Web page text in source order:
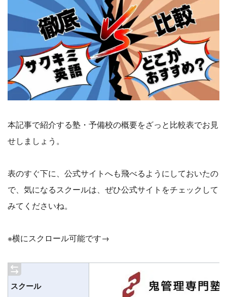
本記事で紹介する塾・予備校の概要をざっと比較表でお見
せしましょう。
表のすぐ下に、公式サイトへも飛べるようにしておいたの
で、気になるスクールは、ぜひ公式サイトをチェックして
みてくださいね。
※横にスクロール可能です→
スクール